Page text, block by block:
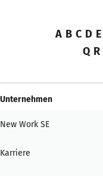
A B C D E
Q R
Unternehmen
New Work SE
Karriere